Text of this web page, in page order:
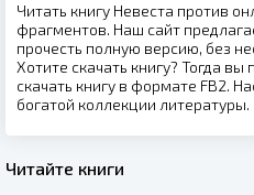
Читать книгу Невеста против
фрагментов. Наш сайт
прочесть полную версию, без
Хотите скачать книгу? Тогда
скачать книгу в формате FB2.
богатой коллекции литературы.
Читайте книги